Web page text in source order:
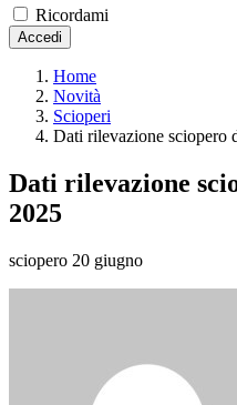
Ricordami
Accedi
Home
Novità
Scioperi
Dati rilevazione sciopero
Dati rilevazione
2025
sciopero 20 giugno